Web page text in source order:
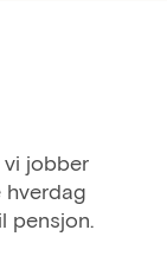
jobber
hverdag
pensjon.